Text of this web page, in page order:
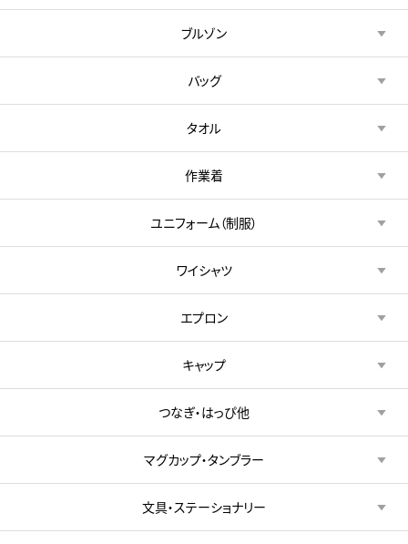
ブルゾン
バッグ
タオル
作業着
ユニフォーム（制服）
ワイシャツ
エプロン
キャップ
つなぎ・はっぴ他
マグカップ・タンブラー
文具・ステーショナリー